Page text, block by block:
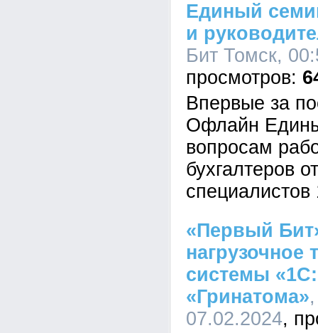
Единый
и
Бит Томск,
Впервые за
Офлайн
вопросам
бухгалтеров
«Первый
нагрузочное
системы
«Гринатома»
07.02.2024